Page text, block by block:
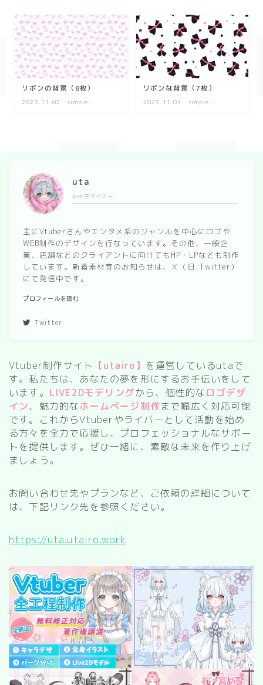
New Year
Valentine
Tanabata
Halloween
Christmas
summer
spring
Nature
forest
sea
sky
food
sweets
delivery room
kitchen
寝室
custom rooms
cityscape
park
facility
Restaurant/Cafe
countryside
病院
Shrine/temple
リボンの背景（8枚）
2023.11.02
simple
リボンな背景（7枚）
2023.11.01
simple
uta
webデザイナー
主にVtuberさんやエンタメ系のジャンルを中心にロゴや
WEB制作のデザインを行なっています。その他、一般企
業、店舗などのクライアントに向けてもHP・LPなども制作
しています。新着素材等のお知らせは、Ｘ（旧:Twitter）
にて発信中です。
プロフィールを読む
Twitter
Vtuber制作サイト 【utairo】 を運営しているutaで
す。私たちは、あなたの夢を形にするお手伝いをして
います。 LIVE2Dモデリングから、個性的なロゴデザ
イン、魅力的なホームページ制作まで幅広く対応可能
です。これからVtuberやライバーとして活動を始め
る方々を全力で応援し、プロフェッショナルなサポー
トを提供します。ぜひ一緒に、素敵な未来を作り上げ
ましょう。
お問い合わせ先やプランなど、ご依頼の詳細について
は、下記リンク先を参照ください。
https://uta.utairo.work